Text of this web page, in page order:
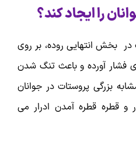
را ایجاد کند؟
بخش انتهایی روده، بر روی
فشار آورده و باعث تنگ شدن
بزرگی پروستات در جوانان
و قطره قطره آمدن ادرار می